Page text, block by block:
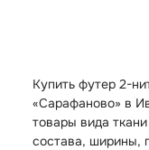
Купить футер 2-
«Сарафаново» в
товары вида
состава, ширины,